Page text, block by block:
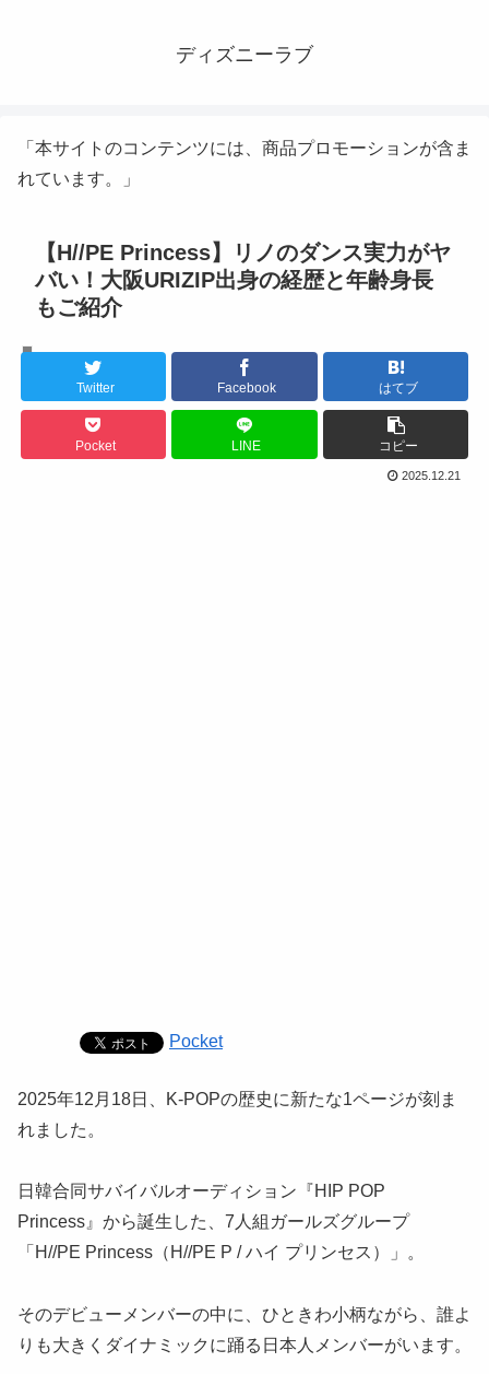
ディズニーラブ
「本サイトのコンテンツには、商品プロモーションが含ま
れています。」
【H//PE Princess】リノのダンス実力がヤ
バい！大阪URIZIP出身の経歴と年齢身長
もご紹介
Twitter Facebook はてブ
Pocket LINE コピー
2025.12.21
Pocket
2025年12月18日、K-POPの歴史に新たな1ページが刻ま
れました。
日韓合同サバイバルオーディション『HIP POP
Princess』から誕生した、7人組ガールズグループ
「H//PE Princess（H//PE P / ハイ プリンセス）」。
そのデビューメンバーの中に、ひときわ小柄ながら、誰よ
りも大きくダイナミックに踊る日本人メンバーがいます。